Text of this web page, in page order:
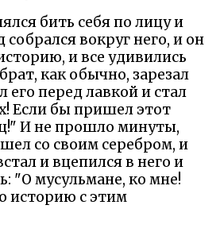
бить себя по лицу и
собрался вокруг него, и он
и все удивились
как обычно, зарезал
его перед лавкой и стал
Если бы пришел этот
И не прошло минуты,
со своим серебром, и
и вцепился в него и
"О мусульмане, ко мне!
историю с этим